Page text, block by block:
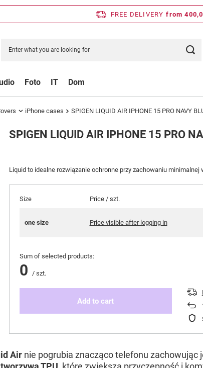
FREE DELIVERY from
Foto IT Dom
iPhone cases SPIGEN LIQUID AIR IPHONE 15 PRO NAVY
SPIGEN LIQUID AIR IPHONE 15 PRO
Liquid to idealne rozwiązanie ochronne przy zachowaniu minimalnej
Size Price / szt.
one size Price visible after logging in
Sum of selected products:
0 / szt.
Add to cart
Air nie pogrubia znacząco telefonu zachowując